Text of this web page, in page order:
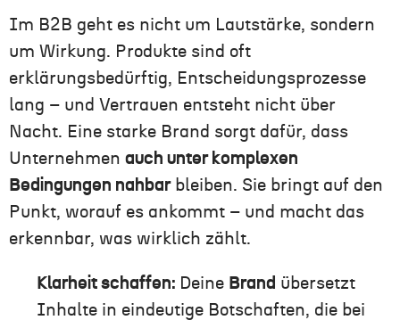
Im B2B geht es nicht um Lautstärke, sondern
um Wirkung. Produkte sind oft
erklärungsbedürftig, Entscheidungsprozesse
lang – und Vertrauen entsteht nicht über
Nacht. Eine starke Brand sorgt dafür, dass
Unternehmen auch unter komplexen
Bedingungen nahbarbleiben. Sie bringt auf den
Punkt, worauf es ankommt – und macht das
erkennbar, was wirklich zählt.
Klarheit schaffen: Deine Brand übersetzt
Inhalte in eindeutige Botschaften, die bei